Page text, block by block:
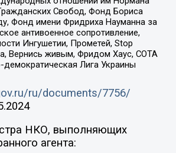
Свобод, Фонд Бориса
Фонд имени Фридриха Науманна за
антивоенное сопротивление,
Ингушетии, Прометей, Stop
Вернись живым, Фридом Хаус, СОТА
Лига Украины
ru/documents/7756/
НКО, выполняющих
агента: